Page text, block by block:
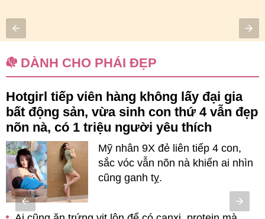
DÀNH CHO PHÁI ĐẸP
Hotgirl tiếp viên hàng không lấy đại gia
bất động sản, vừa sinh con thứ 4 vẫn đẹp
nõn nà, có 1 triệu người yêu thích
Mỹ nhân 9X đẻ liên tiếp 4 con,
sắc vóc vẫn nõn nà khiến ai nhìn
cũng ganh tỵ.